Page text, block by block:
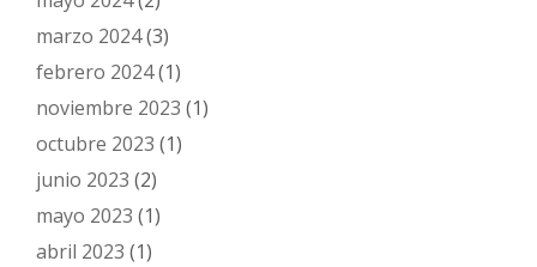
marzo 2024(3)
febrero 2024(1)
noviembre 2023 (1)
octubre 2023 (1)
junio 2023 (2)
mayo 2023 (1)
abril 2023 (1)